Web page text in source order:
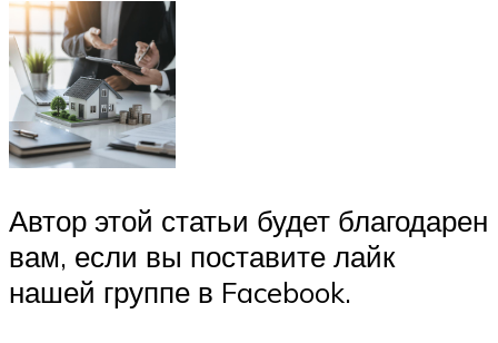
Автор этой статьи будет благодарен
вам, если вы поставите лайк
нашей группе в Facebook.